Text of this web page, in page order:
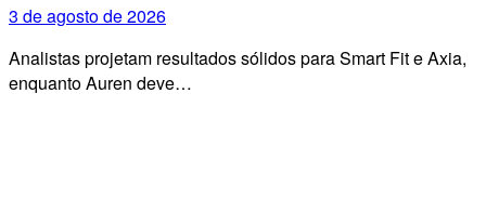
3 de agosto de 2026
Analistas projetam resultados sólidos para Smart Fit e Axia,
enquanto Auren deve…